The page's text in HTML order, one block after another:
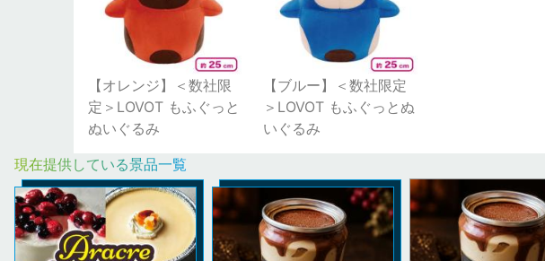
【オレンジ】＜数社限
定＞LOVOT もふぐっと
ぬいぐるみ
【ブルー】＜数社限定
＞LOVOT もふぐっとぬ
いぐるみ
現在提供している景品一覧